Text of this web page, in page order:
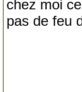
chez moi
pas de feu